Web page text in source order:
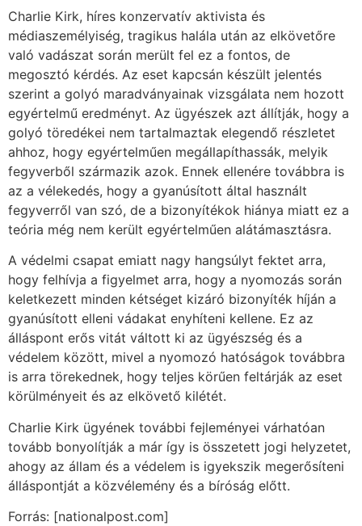
Charlie Kirk, híres konzervatív aktivista és
médiaszemélyiség, tragikus halála után az elkövetőre
való vadászat során merült fel ez a fontos, de
megosztó kérdés. Az eset kapcsán készült jelentés
szerint a golyó maradványainak vizsgálata nem hozott
egyértelmű eredményt. Az ügyészek azt állítják, hogy a
golyó töredékei nem tartalmaztak elegendő részletet
ahhoz, hogy egyértelműen megállapíthassák, melyik
fegyverből származik azok. Ennek ellenére továbbra is
az a vélekedés, hogy a gyanúsított által használt
fegyverről van szó, de a bizonyítékok hiánya miatt ez a
teória még nem került egyértelműen alátámasztásra.
A védelmi csapat emiatt nagy hangsúlyt fektet arra,
hogy felhívja a figyelmet arra, hogy a nyomozás során
keletkezett minden kétséget kizáró bizonyíték híján a
gyanúsított elleni vádakat enyhíteni kellene. Ez az
álláspont erős vitát váltott ki az ügyészség és a
védelem között, mivel a nyomozó hatóságok továbbra
is arra törekednek, hogy teljes körűen feltárják az eset
körülményeit és az elkövető kilétét.
Charlie Kirk ügyének további fejleményei várhatóan
tovább bonyolítják a már így is összetett jogi helyzetet,
ahogy az állam és a védelem is igyekszik megerősíteni
álláspontját a közvélemény és a bíróság előtt.
Forrás: [nationalpost.com]